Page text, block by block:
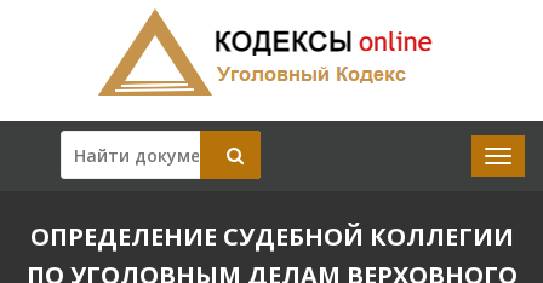
ОПРЕДЕЛЕНИЕ СУДЕБНОЙ КОЛЛЕГИИ
ПО УГОЛОВНЫМ ДЕЛАМ ВЕРХОВНОГО